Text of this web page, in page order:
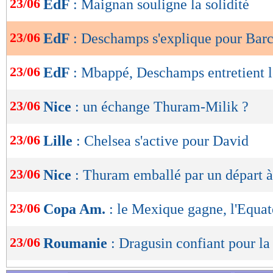
de
OK
23/06 EdF : Maignan souligne la solidité
23/06 EdF : Deschamps s'explique pour
23/06 EdF : Mbappé, Deschamps entretient
23/06 Nice : un échange Thuram-Milik ?
23/06 Lille : Chelsea s'active pour David
23/06 Nice : Thuram emballé par un départ
23/06 Copa Am. : le Mexique gagne,
23/06 Roumanie : Dragusin confiant pour